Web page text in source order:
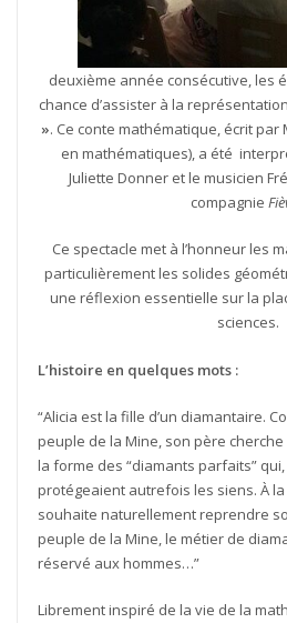
deuxième année consécutive, les
chance d’assister à la
». Ce conte mathématique, écrit par
en mathématiques), a été
Juliette Donner et le musicien
compagnie
Ce spectacle met à l’honneur les
particulièrement les solides
une réflexion essentielle sur la
sciences.
L’histoire en quelques mots :
“Alicia est la fille d’un diamantaire.
peuple de la Mine, son père
la forme des “diamants parfaits”
protégeaient autrefois les siens. À
souhaite naturellement reprendre
peuple de la Mine, le métier de
réservé aux hommes…”
Librement inspiré de la vie de la